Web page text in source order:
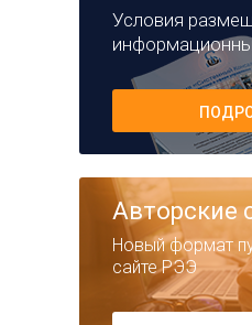
Условия
Авторские
Новый формат
сайте РЭЭ